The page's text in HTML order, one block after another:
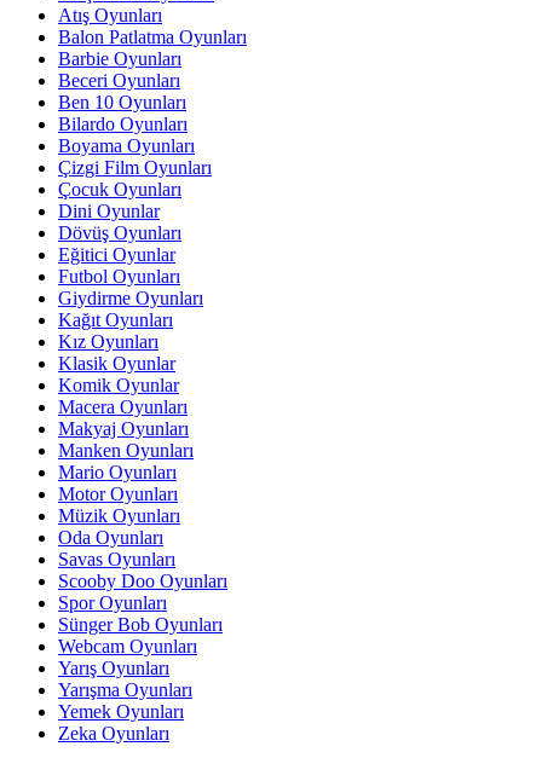
Atış Oyunları
Balon Patlatma Oyunları
Barbie Oyunları
Beceri Oyunları
Ben 10 Oyunları
Bilardo Oyunları
Boyama Oyunları
Çizgi Film Oyunları
Çocuk Oyunları
Dini Oyunlar
Dövüş Oyunları
Eğitici Oyunlar
Futbol Oyunları
Giydirme Oyunları
Kağıt Oyunları
Kız Oyunları
Klasik Oyunlar
Komik Oyunlar
Macera Oyunları
Makyaj Oyunları
Manken Oyunları
Mario Oyunları
Motor Oyunları
Müzik Oyunları
Oda Oyunları
Savas Oyunları
Scooby Doo Oyunları
Spor Oyunları
Sünger Bob Oyunları
Webcam Oyunları
Yarış Oyunları
Yarışma Oyunları
Yemek Oyunları
Zeka Oyunları